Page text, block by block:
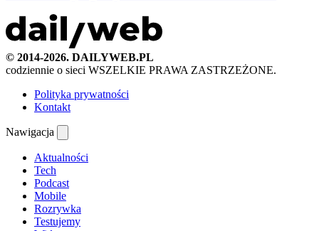
© 2014-2026. DAILYWEB.PL
codziennie o sieci WSZELKIE PRAWA ZASTRZEŻONE.
Polityka prywatności
Kontakt
Nawigacja
Aktualności
Tech
Podcast
Mobile
Rozrywka
Testujemy